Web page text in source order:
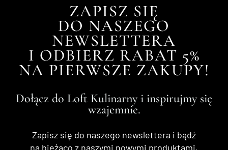
ZAPISZ SIĘ
DO NASZEGO
NEWSLETTERA
I ODBIERZ RABAT 5%
NA PIERWSZE ZAKUPY!
Dołącz do Loft Kulinarny i inspirujmy się
wzajemnie.
Zapisz się do naszego newslettera i bądź
na bieżąco z naszymi nowymi produktami,